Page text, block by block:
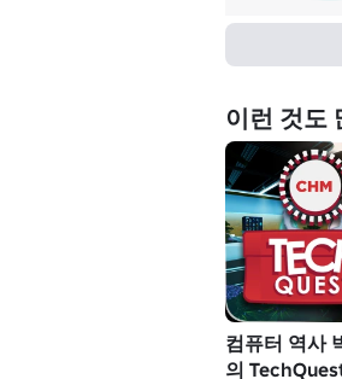
이런 것도
컴퓨터 역사
의